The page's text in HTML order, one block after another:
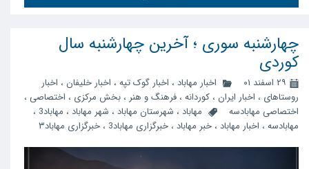
چهارشنبه سوری ؛ آخرین چهارشنبه سال
کوردی
۲۹ اسفند ۰۱ اخبار مهاباد ، اخبار گوک تپه ، اخبار خلیفان ، اخبار
روستاهای ، اخبار ایران ، کوردانه ، فرهنگ و هنر ، بخش مرکزی ، اختصاصی ،
اختصاصی مهابادسه
مهاباد ، شهرستان مهاباد ، شهر مهاباد ، مهاباد3 ،
مهابادسه ، اخبار مهاباد ، خبر مهاباد ، خبرگزاری مهاباد3 ، خبرگزاری مهاباد۳